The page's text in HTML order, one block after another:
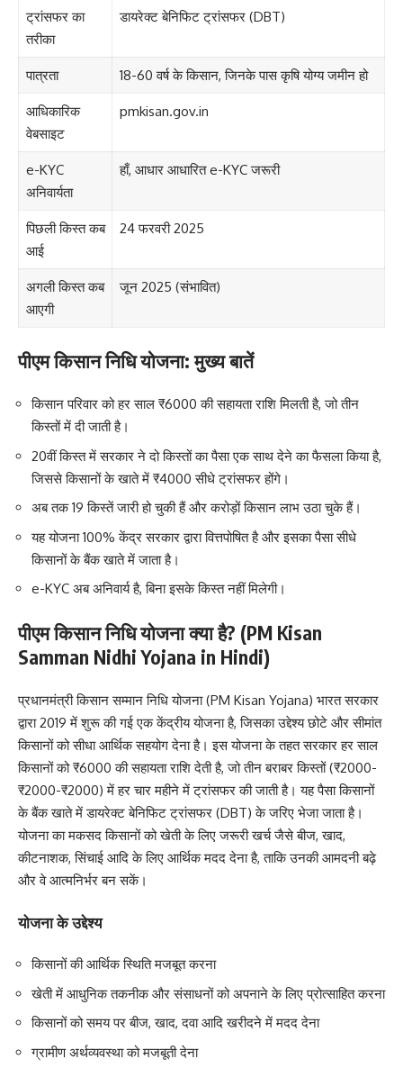
ट्रांसफर का
तरीका
डायरेक्ट बेनिफिट ट्रांसफर (DBT)
पात्रता 18-60 वर्ष के किसान, जिनके पास कृषि योग्य जमीन हो
आधिकारिक
वेबसाइट
pmkisan.gov.in
e-KYC
अनिवार्यता
हाँ, आधार आधारित e-KYC जरूरी
पिछली किस्त कब
आई
24 फरवरी 2025
अगली किस्त कब
आएगी
जून 2025 (संभावित)
पीएम किसान निधि योजना: मुख्य बातें
किसान परिवार को हर साल ₹6000 की सहायता राशि मिलती है, जो तीन
किस्तों में दी जाती है।
20वीं किस्त में सरकार ने दो किस्तों का पैसा एक साथ देने का फैसला किया है,
जिससे किसानों के खाते में ₹4000 सीधे ट्रांसफर होंगे।
अब तक 19 किस्तें जारी हो चुकी हैं और करोड़ों किसान लाभ उठा चुके हैं।
यह योजना 100% केंद्र सरकार द्वारा वित्तपोषित है और इसका पैसा सीधे
किसानों के बैंक खाते में जाता है।
e-KYC अब अनिवार्य है, बिना इसके किस्त नहीं मिलेगी।
पीएम किसान निधि योजना क्या है? (PM Kisan
Samman Nidhi Yojana in Hindi)
प्रधानमंत्री किसान सम्मान निधि योजना (PM Kisan Yojana) भारत सरकार
द्वारा 2019 में शुरू की गई एक केंद्रीय योजना है, जिसका उद्देश्य छोटे और सीमांत
किसानों को सीधा आर्थिक सहयोग देना है। इस योजना के तहत सरकार हर साल
किसानों को ₹6000 की सहायता राशि देती है, जो तीन बराबर किस्तों (₹2000-
₹2000-₹2000) में हर चार महीने में ट्रांसफर की जाती है। यह पैसा किसानों
के बैंक खाते में डायरेक्ट बेनिफिट ट्रांसफर (DBT) के जरिए भेजा जाता है।
योजना का मकसद किसानों को खेती के लिए जरूरी खर्च जैसे बीज, खाद,
कीटनाशक, सिंचाई आदि के लिए आर्थिक मदद देना है, ताकि उनकी आमदनी बढ़े
और वे आत्मनिर्भर बन सकें।
योजना के उद्देश्य
किसानों की आर्थिक स्थिति मजबूत करना
खेती में आधुनिक तकनीक और संसाधनों को अपनाने के लिए प्रोत्साहित करना
किसानों को समय पर बीज, खाद, दवा आदि खरीदने में मदद देना
ग्रामीण अर्थव्यवस्था को मजबूती देना